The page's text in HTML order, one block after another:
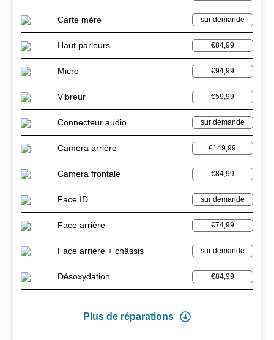
Carte mère sur demande
Haut parleurs €84,99
Micro €94,99
Vibreur €59,99
Connecteur audio sur demande
Camera arrière €149,99
Camera frontale €84,99
Face ID sur demande
Face arrière €74,99
Face arrière + châssis sur demande
Désoxydation €84,99
Plus de réparations